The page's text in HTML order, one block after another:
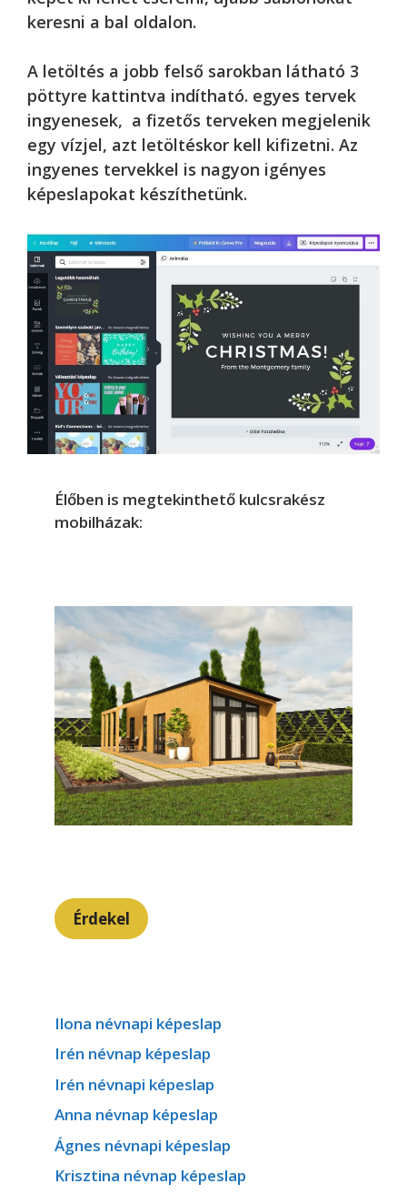
keresni a bal oldalon.
A letöltés a jobb felső sarokban látható 3
pöttyre kattintva indítható. egyes tervek
ingyenesek, a fizetős terveken megjelenik
egy vízjel, azt letöltéskor kell kifizetni. Az
ingyenes tervekkel is nagyon igényes
képeslapokat készíthetünk.
Élőben is megtekinthető kulcsrakész
mobilházak:
Érdekel
Ilona névnapi képeslap
Irén névnap képeslap
Irén névnapi képeslap
Anna névnap képeslap
Ágnes névnapi képeslap
Krisztina névnap képeslap